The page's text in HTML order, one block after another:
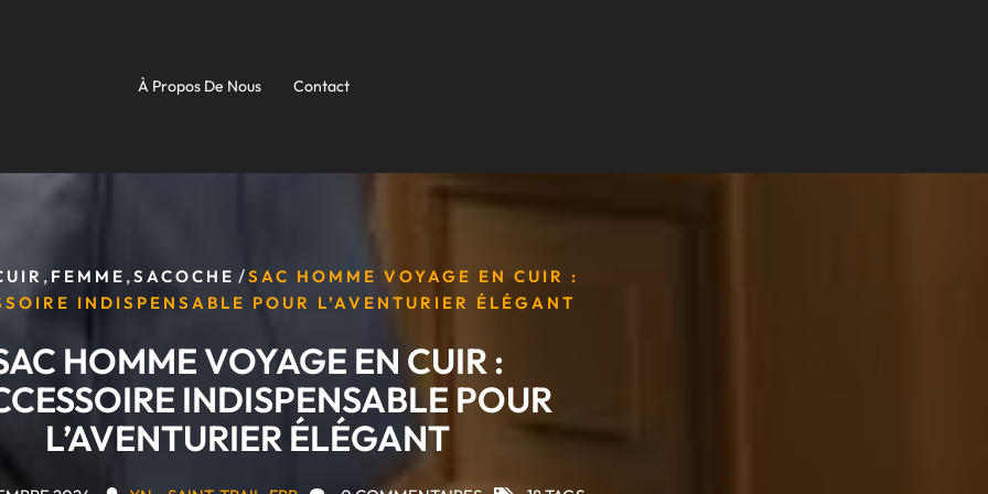
À Propos De Nous Contact
, FEMME ,SACOCHE /SAC HOMME VOYAGE EN CUIR :
INDISPENSABLE POUR L’AVENTURIER ÉLÉGANT
HOMME VOYAGE EN CUIR :
INDISPENSABLE POUR
L’AVENTURIER ÉLÉGANT